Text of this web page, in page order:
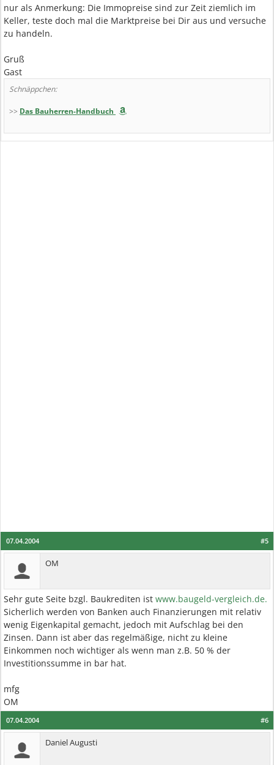
nur als Anmerkung: Die Immopreise sind zur Zeit ziemlich im
Keller, teste doch mal die Marktpreise bei Dir aus und versuche
zu handeln.
Gruß
Gast
Schnäppchen:
>> Das Bauherren-Handbuch
#5
07.04.2004
OM
Sehr gute Seite bzgl. Baukrediten ist www.baugeld-vergleich.de.
Sicherlich werden von Banken auch Finanzierungen mit relativ
wenig Eigenkapital gemacht, jedoch mit Aufschlag bei den
Zinsen. Dann ist aber das regelmäßige, nicht zu kleine
Einkommen noch wichtiger als wenn man z.B. 50 % der
Investitionssumme in bar hat.
mfg
OM
#6
07.04.2004
Daniel Augusti